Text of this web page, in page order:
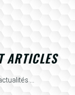
ARTICLES
...